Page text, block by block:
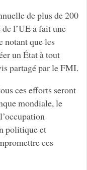
de plus de 200
l’UE a fait une
notant que les
un État à tout
partagé par le FMI.
ces efforts seront
mondiale, le
politique et
ces